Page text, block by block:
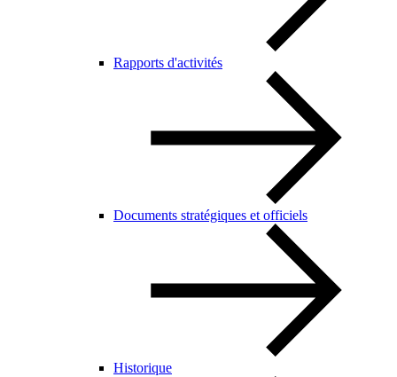
Rapports d'activités
Documents stratégiques et officiels
Historique